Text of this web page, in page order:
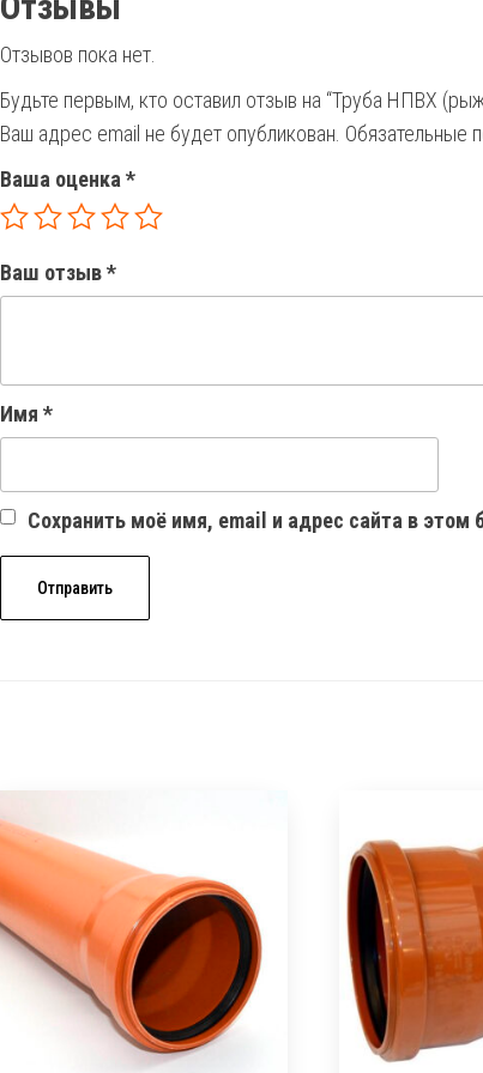
Отзывов пока нет.
Будьте первым, кто оставил отзыв на “Труба НПВХ
Ваш адрес email не будет опубликован. Обязательные
Ваша оценка *
Ваш отзыв*
Имя *
Сохранить моё имя, email и адрес сайта в